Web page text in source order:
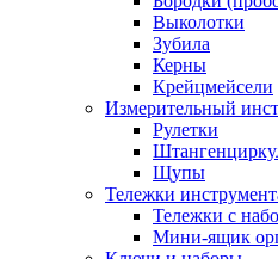
Выколотки
Зубила
Керны
Крейцмейсели
Измерительный
Рулетки
Щупы
Тележки
Тележки с
Мини-ящик